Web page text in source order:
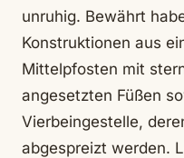
unruhig. Bewährt
Konstruktionen aus
Mittelpfosten mit
angesetzten Füßen
Vierbeingestelle,
abgespreizt werden.